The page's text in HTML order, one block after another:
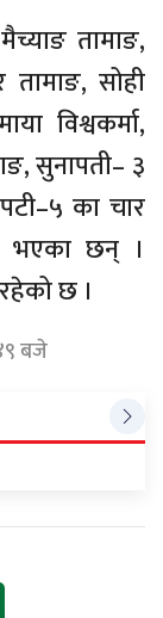
तामाङ,
सोही
विश्वकर्मा,
सुनापती– ३
का चार
भएका छन् ।
छ ।
बजे